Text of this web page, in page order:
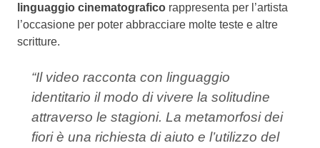
linguaggio cinematografico rappresenta per l’artista
l’occasione per poter abbracciare molte teste e altre
scritture.
“Il video racconta con linguaggio
identitario il modo di vivere la solitudine
attraverso le stagioni. La metamorfosi dei
fiori è una richiesta di aiuto e l’utilizzo del